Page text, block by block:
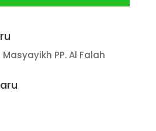
PP. Al Falah